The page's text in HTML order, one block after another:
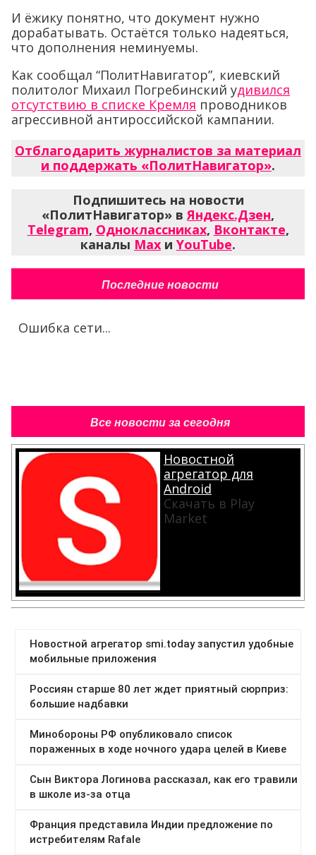
И ёжику понятно, что документ нужно
дорабатывать. Остаётся только надеяться,
что дополнения неминуемы.
Как сообщал “ПолитНавигатор”, киевский
политолог Михаил Погребинский удивился
отсутствию в списке Кремля проводников
агрессивной антироссийской кампании.
Отблагодарить журналистов за материал
и поддержать «ПолитНавигатор».
Подпишитесь на новости
«ПолитНавигатор» вЯндекс.Дзен,
Telegram, Одноклассниках, Вконтакте,
каналы Max и YouTube.
Последние новости
Ошибка сети...
Все новости за сегодня
Новостной
агрегатор для
Android
Скачать в Play
Market